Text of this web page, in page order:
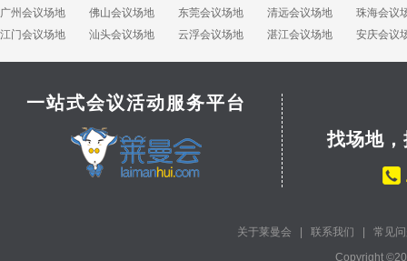
广州会议场地 佛山会议场地 东莞会议场地 清远会议场地
珠海会议
江门会议场地
汕头会议场地 云浮会议场地 湛江会议场地 安庆会议
一站式会议活动服务平台
找场地
关于莱曼会 联系我们
常见
Copyright